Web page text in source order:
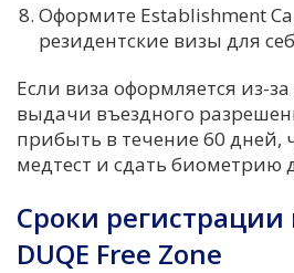
Оформите Establishment
резидентские визы для
Если виза оформляется из-
выдачи въездного
прибыть в течение 60 дней,
медтест и сдать биометрию
Сроки
DUQE Free Zone